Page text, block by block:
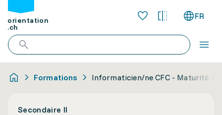
orientation
.ch
FR
Formations Informaticien/ne CFC - Maturité
Secondaire II